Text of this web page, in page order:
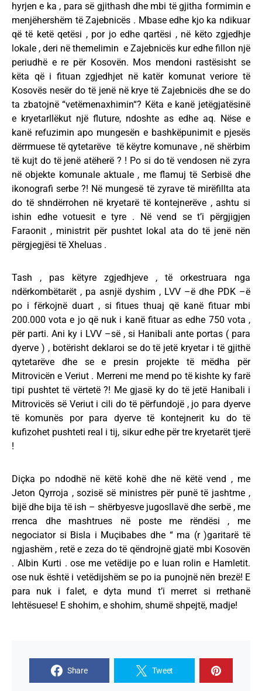
hyrjen e ka , para së gjithash dhe mbi të gjitha formimin e
menjëhershëm të Zajebnicës . Mbase edhe kjo ka ndikuar
që të ketë qetësi , por jo edhe qartësi , në këto zgjedhje
lokale , deri në themelimin e Zajebnicës kur edhe fillon një
periudhë e re për Kosovën. Mos mendoni rastësisht se
këta që i fituan zgjedhjet në katër komunat veriore të
Kosovës nesër do të jenë në krye të Zajebnicës dhe se do
ta zbatojnë “vetëmenaxhimin“? Këta e kanë jetëgjatësinë
e kryetarllëkut një fluture, ndoshte as edhe aq. Nëse e
kanë refuzimin apo mungesën e bashkëpunimit e pjesës
dërrmuese të qytetarëve të këytre komunave , në shërbim
të kujt do të jenë atëherë ? ! Po si do të vendosen në zyra
në objekte komunale aktuale , me flamuj të Serbisë dhe
ikonografi serbe ?! Në mungesë të zyrave të mirëfillta ata
do të shndërrohen në kryetarë të kontejnerëve , ashtu si
ishin edhe votuesit e tyre . Në vend se t’i përgjigjen
Faraonit , ministrit për pushtet lokal ata do të jenë nën
përgjegjësi të Xheluas .
Tash , pas këtyre zgjedhjeve , të orkestruara nga
ndërkombëtarët , pa asnjë dyshim , LVV –ë dhe PDK –ë
po i fërkojnë duart , si fitues thuaj që kanë fituar mbi
200.000 vota e jo që nuk i kanë fituar as edhe 750 vota ,
për parti. Ani ky i LVV –së , si Hanibali ante portas ( para
dyerve ) , botërisht deklaroi se do të jetë kryetar i të gjithë
qytetarëve dhe se e presin projekte të mëdha për
Mitrovicën e Veriut . Merreni me mend po të kishte ky farë
tipi pushtet të vërtetë ?! Me gjasë ky do të jetë Hanibali i
Mitrovicës së Veriut i cili do të përfundojë , jo para dyerve
të komunës por para dyerve të kontejnerit ku do të
kufizohet pushteti real i tij, sikur edhe për tre kryetarët tjerë
!
Diçka po ndodhë në këtë kohë dhe në këtë vend , me
Jeton Qyrroja , sozisë së ministres për punë të jashtme ,
bijë dhe bija të ish – shërbyesve jugosllavë dhe serbë , me
rrenca dhe mashtrues në poste me rëndësi , me
negociator si Bisla i Muçibabes dhe “ ma (r )garitarë të
ngjashëm , retë e zeza do të qëndrojnë gjatë mbi Kosovën
. Albin Kurti . ose me vetëdije po e luan rolin e Hamletit.
ose nuk është i vetëdijshëm se po ia punojnë nën brezë! E
para nuk i falet, e dyta mund t’i merret si rrethanë
lehtësuese! E shohim, e shohim, shumë shpejtë, madje!
Share Tweet